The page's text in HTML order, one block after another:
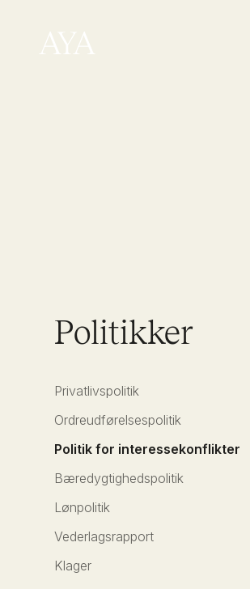
Politikker
Privatlivspolitik
Ordreudførelsespolitik
Politik for interessekonflikter
Bæredygtighedspolitik
Lønpolitik
Vederlagsrapport
Klager